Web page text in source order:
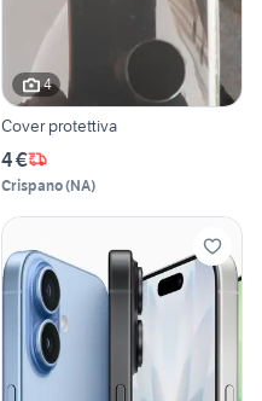
4
Cover protettiva
4 €
Crispano(NA)